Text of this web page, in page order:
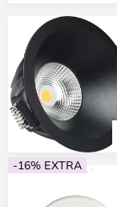
-16% EXTRA